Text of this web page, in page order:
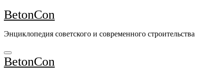
Перейти
к
BetonCon
Энциклопедия советского и современного строительства
BetonCon